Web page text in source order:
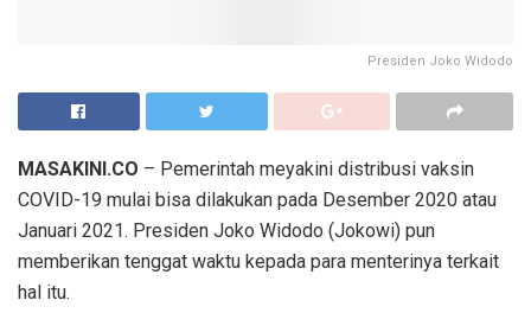
Presiden Joko Widodo
MASAKINI.CO – Pemerintah meyakini distribusi vaksin
COVID-19 mulai bisa dilakukan pada Desember 2020 atau
Januari 2021. Presiden Joko Widodo (Jokowi) pun
memberikan tenggat waktu kepada para menterinya terkait
hal itu.